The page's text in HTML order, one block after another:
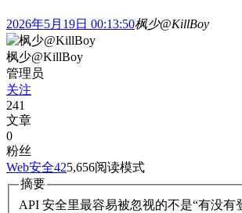
2026年5月19日 00:13:50枫少@KillBoy
枫少@KillBoy
管理员
关注
241
文章
0
粉丝
Web安全425,656阅读模式
摘要
API 安全里最容易被忽视的不是“有没有